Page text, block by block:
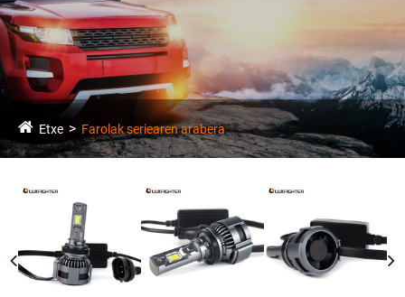
Etxe Farolak seriearen arabera